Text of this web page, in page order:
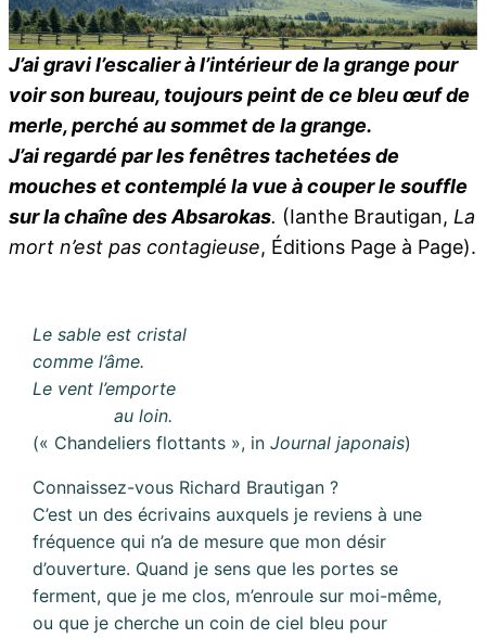
J’ai gravi l’escalier à l’intérieur de la grange pour
voir son bureau, toujours peint de ce bleu œuf de
merle, perché au sommet de la grange.
J’ai regardé par les fenêtres tachetées de
mouches et contemplé la vue à couper le souffle
sur la chaîne des Absarokas. (Ianthe Brautigan, La
mort n’est pas contagieuse, Éditions Page à Page).
Le sable est cristal
comme l’âme.
Le vent l’emporte
au loin.
(« Chandeliers flottants », inJournal japonais)
Connaissez-vous Richard Brautigan ?
C’est un des écrivains auxquels je reviens à une
fréquence qui n’a de mesure que mon désir
d’ouverture. Quand je sens que les portes se
ferment, que je me clos, m’enroule sur moi-même,
ou que je cherche un coin de ciel bleu pour